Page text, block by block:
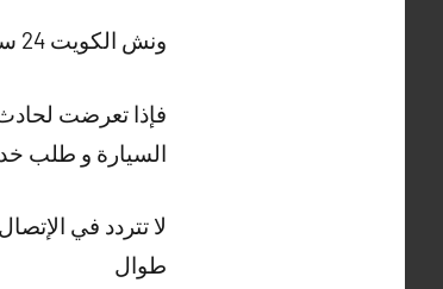
ونش الكويت 24 ساعة من العمل المتقن مع أفضل عاملي الأوناش و السائقين و الفنين .
فإذا تعرضت
السيارة و طلب خدمات ونش الكويت 24
طوال